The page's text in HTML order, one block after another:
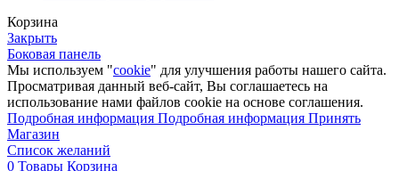
Корзина
Закрыть
Боковая панель
Мы используем "cookie" для улучшения работы нашего сайта.
Просматривая данный веб-сайт, Вы соглашаетесь на
использование нами файлов cookie на основе соглашения.
Подробная информация Подробная информация Принять
Магазин
Список желаний
0 Товары Корзина